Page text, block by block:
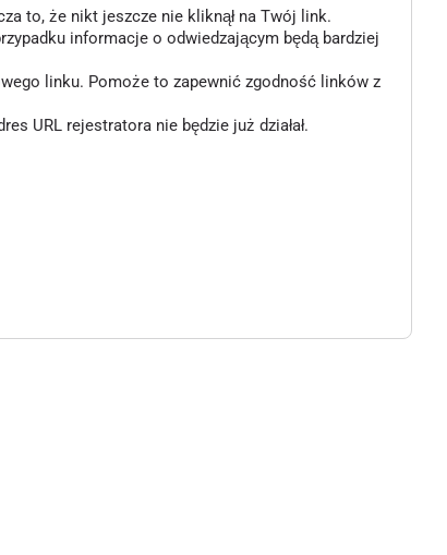
to, że nikt jeszcze nie kliknął na Twój link.
informacje o odwiedzającym będą bardziej
linku. Pomoże to zapewnić zgodność linków z
URL rejestratora nie będzie już działał.